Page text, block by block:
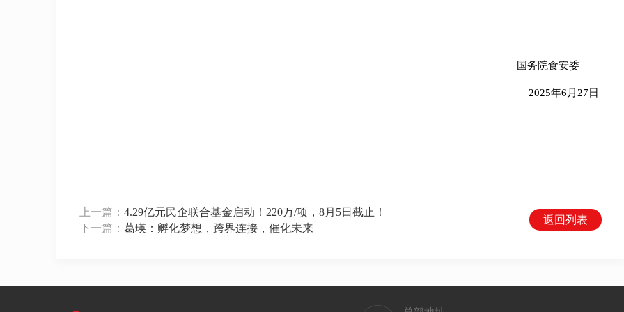
国务院食安委
2025年6月27日
上一篇： 4.29亿元民企联合基金启动！220万/项，8月5日截止！
下一篇： 葛瑛：孵化梦想，跨界连接，催化未来
返回列表